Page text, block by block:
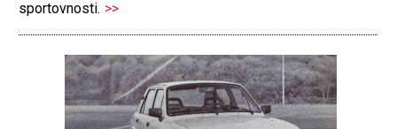
sportovnosti. >>